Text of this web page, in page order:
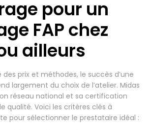
pour un
FAP chez
ailleurs
des prix et méthodes, le succès d’une
largement du choix de l’atelier. Midas
réseau national et sa certification
qualité. Voici les critères clés à
pour sélectionner le prestataire idéal :